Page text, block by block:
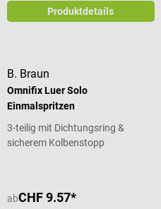
Produktdetails
B. Braun
Omnifix Luer Solo
Einmalspritzen
3-teilig mit Dichtungsring &
sicherem Kolbenstopp
abCHF 9.57*